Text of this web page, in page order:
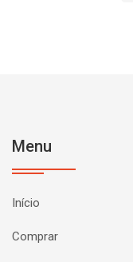
Menu
Início
Comprar